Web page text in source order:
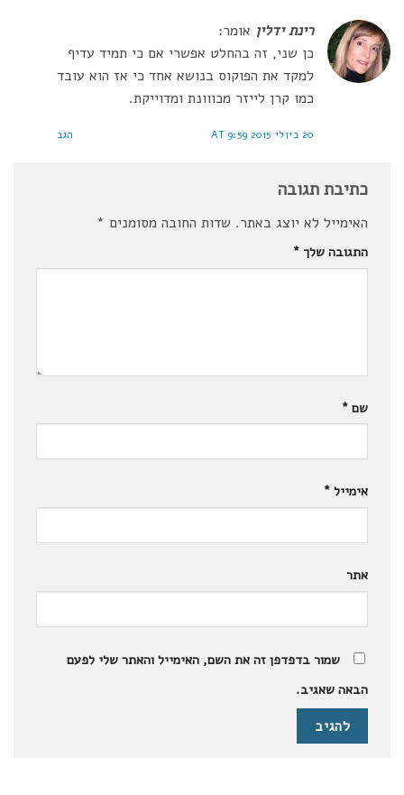
רינת ידלין אומר:
כן שני, זה בהחלט אפשרי אם כי תמיד עדיף
למקד את הפוקוס בנושא אחד כי אז הוא עובד
כמו קרן לייזר מכווונת ומדוייקת.
20 ביולי 2015 AT 9:59 הגב
כתיבת תגובה
האימייל לא יוצג באתר. שדות החובה מסומנים *
התגובה שלך *
שם *
אימייל *
אתר
שמור בדפדפן זה את השם, האימייל והאתר שלי לפעם
הבאה שאגיב.